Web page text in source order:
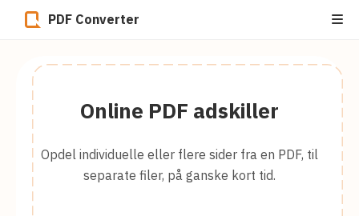
PDF Converter
Online PDF adskiller
Opdel individuelle eller flere sider fra en PDF, til
separate filer, på ganske kort tid.